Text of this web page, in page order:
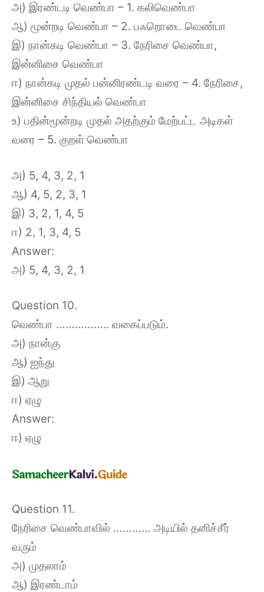
அ) இரண்டடி வெண்பா – 1. கலிவெண்பா
ஆ) மூன்றடி வெண்பா – 2. பஃறொடை வெண்பா
இ) நான்கடி வெண்பா – 3. நேரிசை வெண்பா,
இன்னிசை வெண்பா
ஈ) நான்கடி முதல் பன்னிரண்டடி வரை – 4. நேரிசை,
இன்னிசை சிந்தியல் வெண்பா
உ) பதின்மூன்றடி முதல் அதற்கும் மேற்பட்ட அடிகள்
வரை – 5. குறள் வெண்பா
அ) 5, 4, 3, 2, 1
ஆ) 4, 5, 2, 3, 1
இ) 3, 2, 1, 4, 5
ஈ) 2, 1, 3, 4, 5
Answer:
அ) 5, 4, 3, 2, 1
Question 10.
வெண்பா …………….. வகைப்படும்.
அ) நான்கு
ஆ) ஐந்து
இ) ஆறு
ஈ) ஏழு
Answer:
ஈ) ஏழு
Question 11.
நேரிசை வெண்பாவில் ………… அடியில் தனிச்சீர்
வரும்
அ) முதலாம்
ஆ) இரண்டாம்